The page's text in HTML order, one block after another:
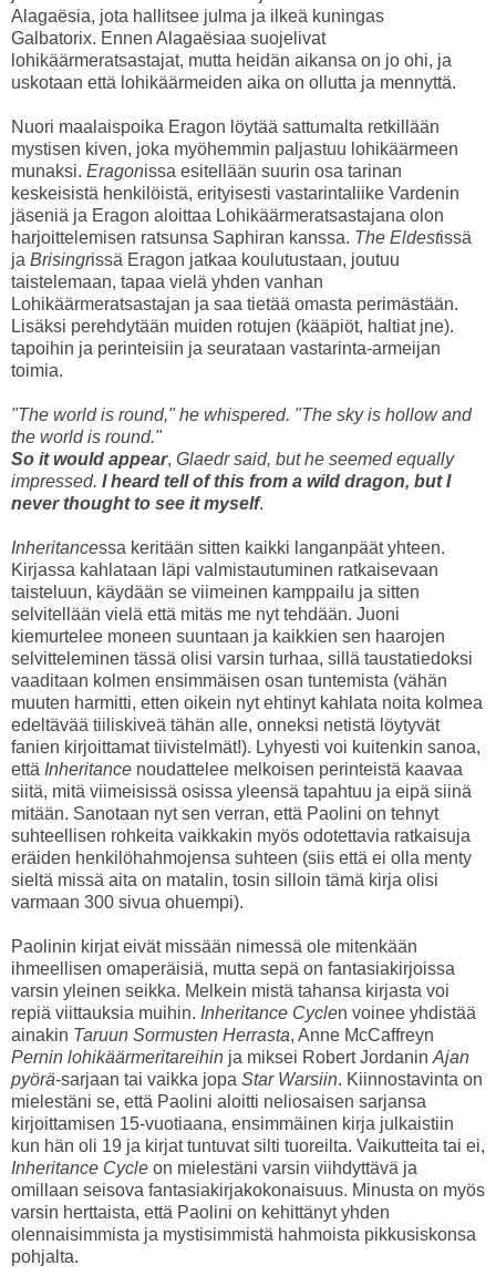
Alagaësia, jota hallitsee julma ja ilkeä kuningas
Galbatorix. Ennen Alagaësiaa suojelivat
lohikäärmeratsastajat, mutta heidän aikansa on jo ohi, ja
uskotaan että lohikäärmeiden aika on ollutta ja mennyttä.
Nuori maalaispoika Eragon löytää sattumalta retkillään
mystisen kiven, joka myöhemmin paljastuu lohikäärmeen
munaksi. Eragonissa esitellään suurin osa tarinan
keskeisistä henkilöistä, erityisesti vastarintaliike Vardenin
jäseniä ja Eragon aloittaa Lohikäärmeratsastajana olon
harjoittelemisen ratsunsa Saphiran kanssa. The Eldestissä
ja Brisingrissä Eragon jatkaa koulutustaan, joutuu
taistelemaan, tapaa vielä yhden vanhan
Lohikäärmeratsastajan ja saa tietää omasta perimästään.
Lisäksi perehdytään muiden rotujen (kääpiöt, haltiat jne).
tapoihin ja perinteisiin ja seurataan vastarinta-armeijan
toimia.
"The world is round," he whispered. "The sky is hollow and
the world is round."
So it would appear, Glaedr said, but he seemed equally
impressed. I heard tell of this from a wild dragon, but I
never thought to see it myself.
Inheritancessa keritään sitten kaikki langanpäät yhteen.
Kirjassa kahlataan läpi valmistautuminen ratkaisevaan
taisteluun, käydään se viimeinen kamppailu ja sitten
selvitellään vielä että mitäs me nyt tehdään. Juoni
kiemurtelee moneen suuntaan ja kaikkien sen haarojen
selvitteleminen tässä olisi varsin turhaa, sillä taustatiedoksi
vaaditaan kolmen ensimmäisen osan tuntemista (vähän
muuten harmitti, etten oikein nyt ehtinyt kahlata noita kolmea
edeltävää tiiliskiveä tähän alle, onneksi netistä löytyvät
fanien kirjoittamat tiivistelmät!). Lyhyesti voi kuitenkin sanoa,
että Inheritance noudattelee melkoisen perinteistä kaavaa
siitä, mitä viimeisissä osissa yleensä tapahtuu ja eipä siinä
mitään. Sanotaan nyt sen verran, että Paolini on tehnyt
suhteellisen rohkeita vaikkakin myös odotettavia ratkaisuja
eräiden henkilöhahmojensa suhteen (siis että ei olla menty
sieltä missä aita on matalin, tosin silloin tämä kirja olisi
varmaan 300 sivua ohuempi).
Paolinin kirjat eivät missään nimessä ole mitenkään
ihmeellisen omaperäisiä, mutta sepä on fantasiakirjoissa
varsin yleinen seikka. Melkein mistä tahansa kirjasta voi
repiä viittauksia muihin. Inheritance Cyclen voinee yhdistää
ainakin Taruun Sormusten Herrasta, Anne McCaffreyn
Pernin lohikäärmeritareihin ja miksei Robert Jordanin Ajan
pyörä-sarjaan tai vaikka jopa Star Warsiin. Kiinnostavinta on
mielestäni se, että Paolini aloitti neliosaisen sarjansa
kirjoittamisen 15-vuotiaana, ensimmäinen kirja julkaistiin
kun hän oli 19 ja kirjat tuntuvat silti tuoreilta. Vaikutteita tai ei,
Inheritance Cycle on mielestäni varsin viihdyttävä ja
omillaan seisova fantasiakirjakokonaisuus. Minusta on myös
varsin herttaista, että Paolini on kehittänyt yhden
olennaisimmista ja mystisimmistä hahmoista pikkusiskonsa
pohjalta.